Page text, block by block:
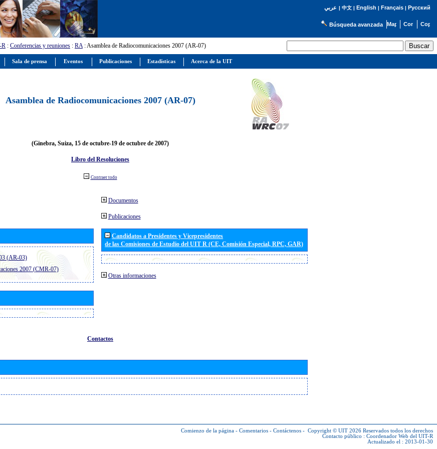
عربي | 中文| English | Français| Русский
Búsqueda avanzada
R : Conferencias y reuniones : RA: Asamblea de Radiocomunicaciones 2007 (AR-07)
Asamblea de Radiocomunicaciones 2007 (AR-07)
(Ginebra, Suiza, 15 de octubre-19 de octubre de 2007)
Libro del Resoluciones
Contraer todo
(AR-03)
2007 (CMR-07)
Documentos
Publicaciones
Candidatos a Presidentes y Vicepresidentes
de las Comisiones de Estudio del UIT R (CE, Comisión Especial, RPC, GAR)
Otras informaciones
Contactos
Comienzo de la página - Comentarios - Contáctenos - Copyright © UIT 2026 Reservados todos los derechos
Contacto público : Coordenador Web del UIT-R
Actualizado el : 2013-01-30
Sala de prensa Eventos Publicaciones Estadísticas Acerca de la UIT